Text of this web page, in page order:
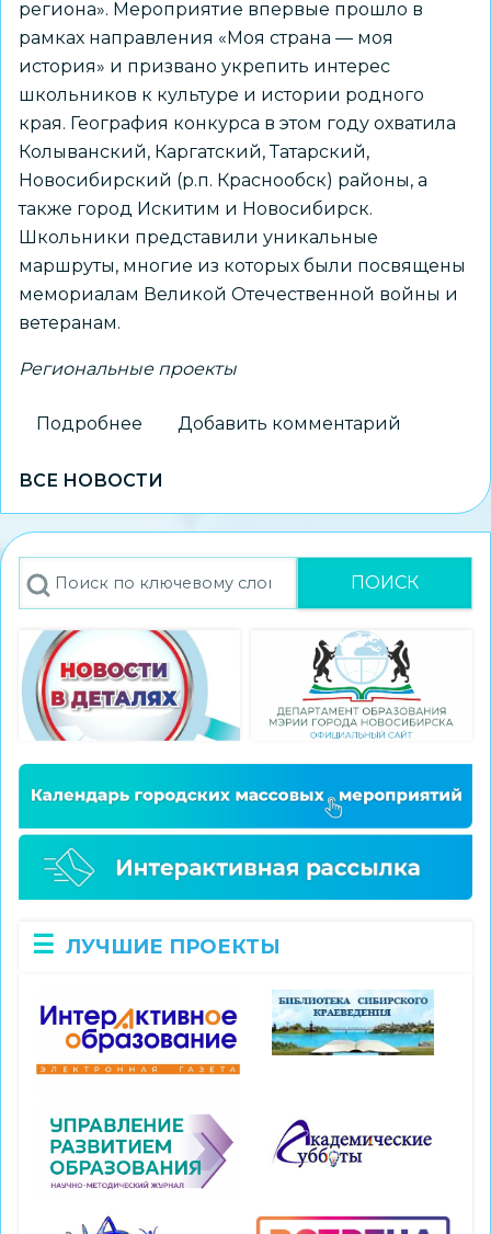
региона». Мероприятие впервые прошло в
рамках направления «Моя страна — моя
история» и призвано укрепить интерес
школьников к культуре и истории родного
края. География конкурса в этом году охватила
Колыванский, Каргатский, Татарский,
Новосибирский (р.п. Краснообск) районы, а
также город Искитим и Новосибирск.
Школьники представили уникальные
маршруты, многие из которых были посвящены
мемориалам Великой Отечественной войны и
ветеранам.
Региональные проекты
Подробнее
школьник
стал
победителем
экскурсионных
«Памятные
места
моего
региона»
Добавить комментарий
ВСЕ НОВОСТИ
Поиск
ЛУЧШИЕ ПРОЕКТЫ